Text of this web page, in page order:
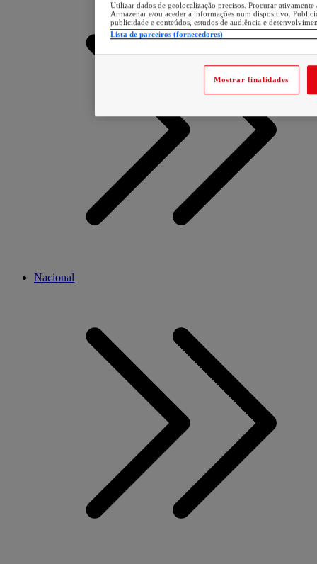
Nacional
Utilizar dados de geolocalização precisos. Procurar
Armazenar e/ou aceder a informações num dispositivo.
publicidade e conteúdos, estudos de audiência e
Lista de parceiros (fornecedores)
Mostrar finalidades